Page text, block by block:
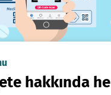
hakkında